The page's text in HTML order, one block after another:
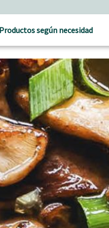
Productos según necesidad